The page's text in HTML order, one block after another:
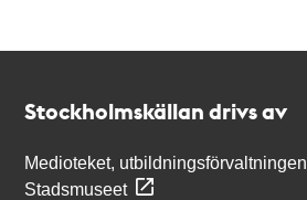
Stockholmskällan drivs av
Medioteket, utbildningsförvaltningen
Stadsmuseet